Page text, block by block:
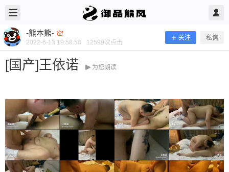
-熊本熊-
2022-6-13 19:58:58 12599次点击
关注 私信
[国产]王依诺 为您朗读
-熊本熊- @ 御品熊风 2022/6/13